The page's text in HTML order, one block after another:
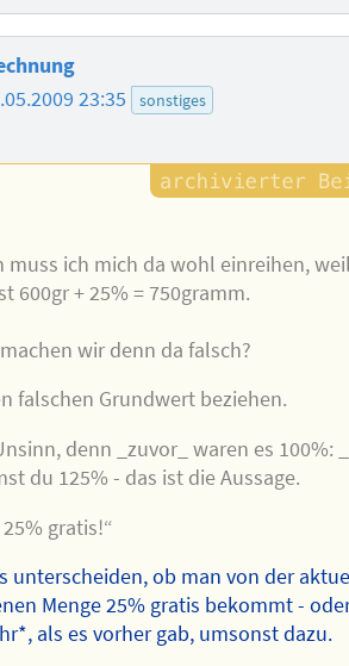
23:35 sonstiges
muss ich mich da wohl einreihen,
600gr + 25% = 750gramm.
machen wir denn da falsch?
falschen Grundwert beziehen.
denn _zuvor_ waren es 100%:
du 125% - das ist die Aussage.
gratis!“
unterscheiden, ob man von der
Menge 25% gratis bekommt -
als es vorher gab, umsonst dazu.